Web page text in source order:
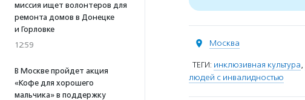
миссия ищет волонтеров для
ремонта домов в Донецке
и Горловке
12:59
В Москве пройдет акция
«Кофе для хорошего
мальчика» в поддержку
Москва
ТЕГИ: инклюзивная культура,
людей с инвалидностью